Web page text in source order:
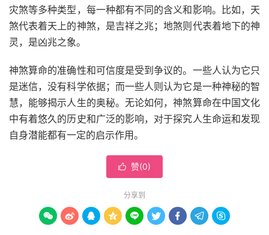
灾煞等多种类型，每一种都有不同的含义和影响。比如，天
煞代表着天上的神煞，是吉祥之兆；地煞则代表着地下的神
灵，是凶兆之象。
神煞算命的准确性和可信度是受到争议的。一些人认为它只
是迷信，没有科学依据；而一些人则认为它是一种神秘的智
慧，能够揭示人生的奥秘。无论如何，神煞算命在中国文化
中有着悠久的历史和广泛的影响，对于探究人生命运和发现
自身潜能都有一定的启示作用。
 赞(0)
分享到
        